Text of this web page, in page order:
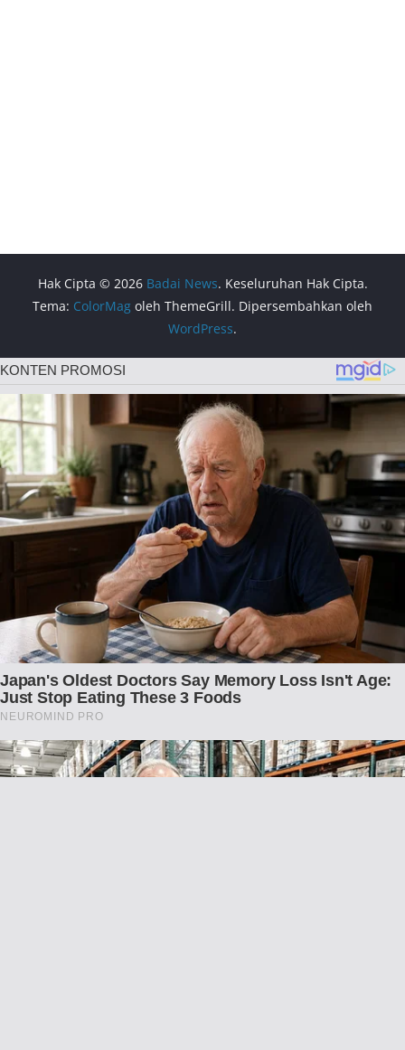
Hak Cipta © 2026 Badai News. Keseluruhan Hak Cipta.
Tema: ColorMag oleh ThemeGrill. Dipersembahkan oleh
WordPress.